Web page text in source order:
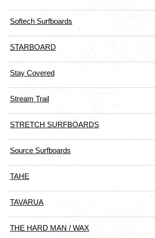
Softech Surfboards
STARBOARD
Stay Covered
Stream Trail
STRETCH SURFBOARDS
Source Surfboards
TAHE
TAVARUA
THE HARD MAN / WAX